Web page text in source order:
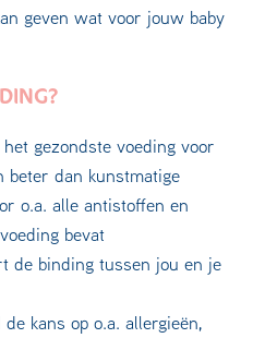
geven wat voor jouw baby
gezondste voeding voor
beter dan kunstmatige
o.a. alle antistoffen en
bevat
de binding tussen jou en je
kans op o.a. allergieën,